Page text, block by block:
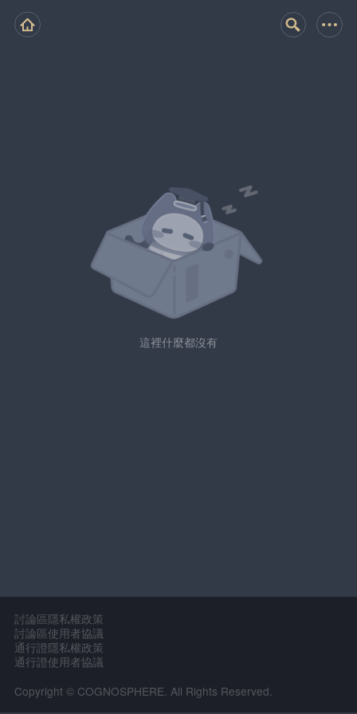
這裡什麼都沒有
討論區隱私權政策
討論區使用者協議
通行證隱私權政策
通行證使用者協議
Copyright © COGNOSPHERE. All Rights Reserved.